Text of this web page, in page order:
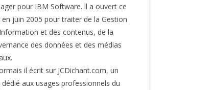
pour IBM Software. ll a ouvert ce
en juin 2005 pour traiter de la Gestion
et des contenus, de la
des données et des médias
il écrit sur JCDichant.com, un
aux usages professionnels du